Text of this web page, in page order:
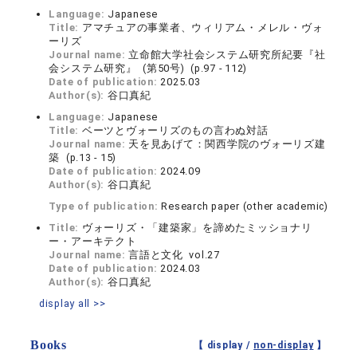
Language: Japanese
Title: アマチュアの事業者、ウィリアム・メレル・ヴォ
ーリズ
Journal name: 立命館大学社会システム研究所紀要『社
会システム研究』 (第50号) (p.97 - 112)
Date of publication:2025.03
Author(s): 谷口真紀
Language: Japanese
Title: ベーツとヴォーリズのもの言わぬ対話
Journal name: 天を見あげて：関西学院のヴォーリズ建
築 (p.13 - 15)
Date of publication:2024.09
Author(s): 谷口真紀
Type of publication:Research paper (other academic)
Title: ヴォーリズ・「建築家」を諦めたミッショナリ
ー・アーキテクト
Journal name:言語と文化 vol.27
Date of publication:2024.03
Author(s): 谷口真紀
display all >>
Books 【 display / non-display】